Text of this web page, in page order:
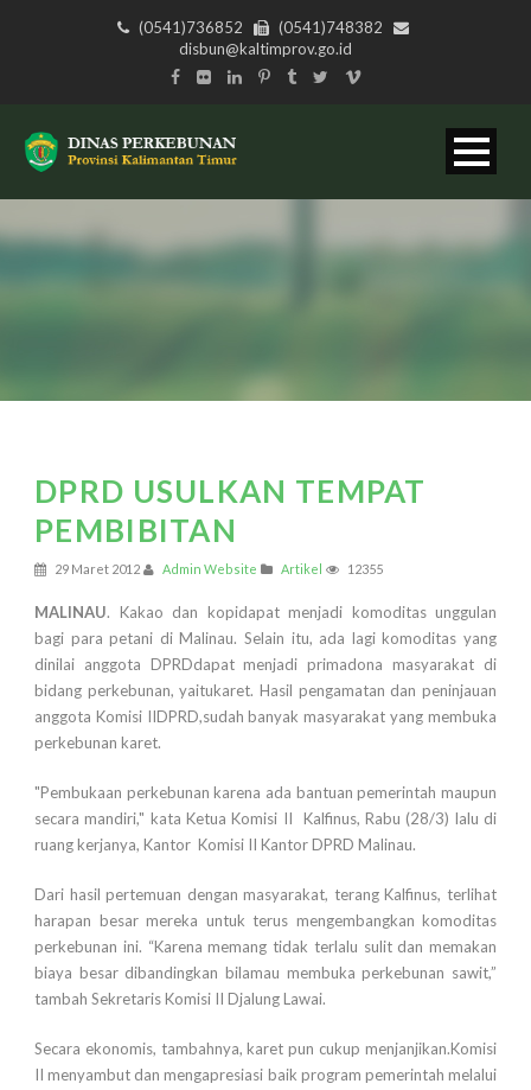
(0541)736852
(0541)748382
disbun@kaltimprov.go.id
DPRD USULKAN TEMPAT
PEMBIBITAN
29 Maret 2012 Admin Website Artikel 12355
MALINAU. Kakao dan kopidapat menjadi komoditas unggulan
bagi para petani di Malinau. Selain itu, ada lagi komoditas yang
dinilai anggota DPRDdapat menjadi primadona masyarakat di
bidang perkebunan, yaitukaret. Hasil pengamatan dan peninjauan
anggota Komisi IIDPRD,sudah banyak masyarakat yang membuka
perkebunan karet.
"Pembukaan perkebunan karena ada bantuan pemerintah maupun
secara mandiri," kata Ketua Komisi II Kalfinus, Rabu (28/3) lalu di
ruang kerjanya, Kantor Komisi II Kantor DPRD Malinau.
Dari hasil pertemuan dengan masyarakat, terang Kalfinus, terlihat
harapan besar mereka untuk terus mengembangkan komoditas
perkebunan ini. “Karena memang tidak terlalu sulit dan memakan
biaya besar dibandingkan bilamau membuka perkebunan sawit,”
tambah Sekretaris Komisi II Djalung Lawai.
Secara ekonomis, tambahnya, karet pun cukup menjanjikan.Komisi
II menyambut dan mengapresiasi baik program pemerintah melalui